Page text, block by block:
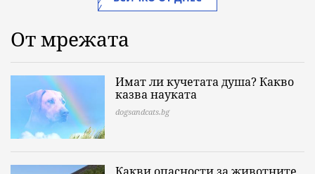
От мрежата
Имат ли кучетата душа? Какво
казва науката
dogsandcats.bg